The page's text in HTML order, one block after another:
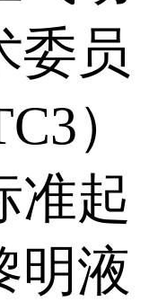
委员
）
准起
明液